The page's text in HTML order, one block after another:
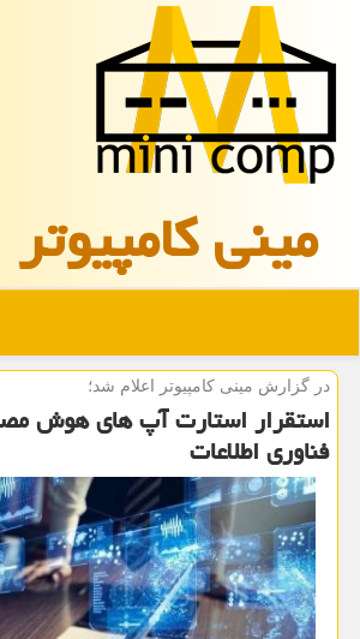
مینی كامپیوتر
در گزارش مینی كامپیوتر اعلام شد؛
استقرار استارت آپ های هوش
فناوری اطلاعات